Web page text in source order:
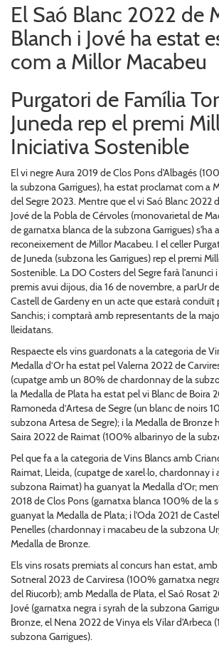
El Saó Blanc 2022 de
Blanch i Jové ha estat
com a Millor Macabeu
Purgatori de Família
Juneda rep el premi
Iniciativa Sostenible
El vi negre Aura 2019 de Clos Pons d'Albagés
la subzona Garrigues), ha estat proclamat com a
del Segre 2023. Mentre que el vi Saó Blanc 2022
Jové de la Pobla de Cérvoles (monovarietal de
de garnatxa blanca de la subzona Garrigues) s'ha
reconeixement de Millor Macabeu. I el celler
de Juneda (subzona les Garrigues) rep el premi
Sostenible. La DO Costers del Segre farà l'anunci
premis avui dijous, dia 16 de novembre, a parUr
Castell de Gardeny en un acte que estarà
Sanchis; i comptarà amb representants de la
lleidatans.
Respaecte els vins guardonats a la categoria de
Medalla d’Or ha estat pel Valerna 2022 de
(cupatge amb un 80% de chardonnay de la
la Medalla de Plata ha estat pel vi Blanc de Boira
Ramoneda d’Artesa de Segre (un blanc de noirs
subzona Artesa de Segre); i la Medalla de Bronze
Saira 2022 de Raimat (100% albarinyo de la
Pel que fa a la categoria de Vins Blancs amb
Raimat, Lleida, (cupatge de xarel·lo, chardonnay i
subzona Raimat) ha guanyat la Medalla d'Or;
2018 de Clos Pons (garnatxa blanca 100% de la
guanyat la Medalla de Plata; i l'Oda 2021 de
Penelles (chardonnay i macabeu de la subzona
Medalla de Bronze.
Els vins rosats premiats al concurs han estat,
Sotneral 2023 de Carviresa (100% garnatxa
del Riucorb); amb Medalla de Plata, el Saó Rosat
Jové (garnatxa negra i syrah de la subzona
Bronze, el Nena 2022 de Vinya els Vilar d'Arbeca
subzona Garrigues).